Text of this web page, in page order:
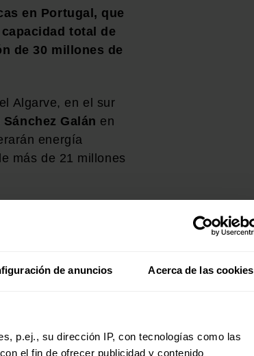
de anuncios Acerca de las cookies
p.ej., su dirección IP, con tecnologías como las
el fin de ofrecer publicidad y contenido
en Portugal, que
capacidad total de
de 30 millones de
Algarve, en el sur
Galán en
energía
más de 21 millones
y han
para la